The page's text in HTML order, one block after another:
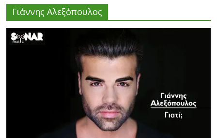
Γιάννης Αλεξόπουλος